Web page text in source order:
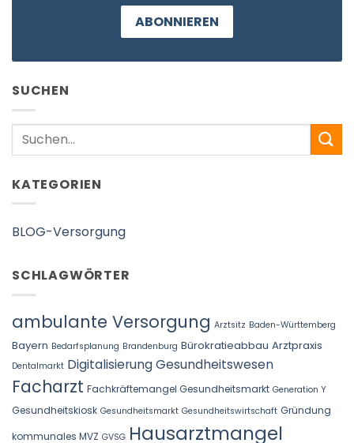
ABONNIEREN
SUCHEN
Search
KATEGORIEN
BLOG-Versorgung
SCHLAGWÖRTER
ambulante Versorgung Arztsitz Baden-Württemberg
Bayern Bedarfsplanung Brandenburg Bürokratieabbau Arztpraxis
Dentalmarkt Digitalisierung Gesundheitswesen
Facharzt Fachkräftemangel Gesundheitsmarkt Generation Y
Gesundheitskiosk Gesundheitsmarkt Gesundheitswirtschaft Gründung
kommunales MVZ GVSG Hausarztmangel